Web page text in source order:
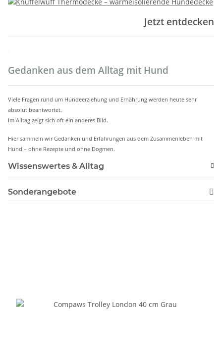
Jetzt entdecken
Gedanken aus dem Alltag mit Hund
Viele Fragen rund um Hundeerziehung und Ernährung werden heute sehr
absolut beantwortet.
Im Alltag zeigt sich oft ein anderes Bild.
Hier sammeln wir Gedanken und Erfahrungen aus dem Zusammenleben mit
Hund – ohne Rezepte und ohne Dogmen.
Wissenswertes & Alltag
Sonderangebote